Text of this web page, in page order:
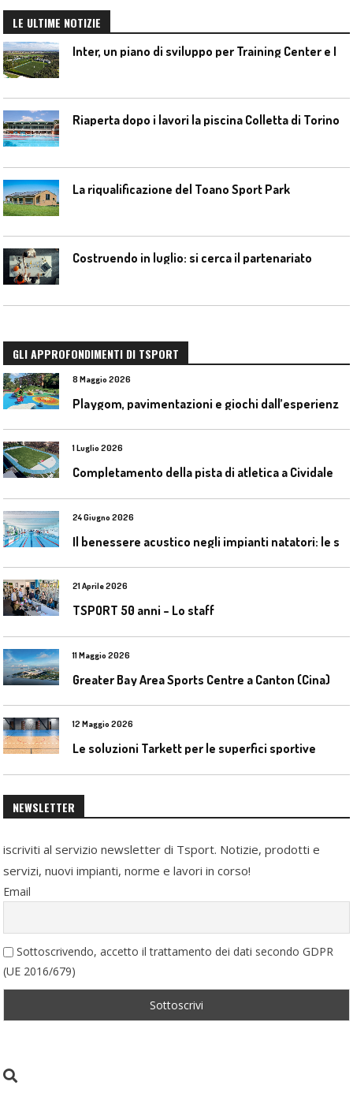
LE ULTIME NOTIZIE
Riaperta dopo i lavori la piscina Colletta di Torino
La riqualificazione del Toano Sport Park
Costruendo in luglio: si cerca il partenariato
GLI APPROFONDIMENTI DI TSPORT
8 Maggio 2026
1 Luglio 2026
24 Giugno 2026
21 Aprile 2026
TSPORT 50 anni – Lo staff
11 Maggio 2026
Greater Bay Area Sports Centre a Canton (Cina)
12 Maggio 2026
Le soluzioni Tarkett per le superfici sportive
NEWSLETTER
iscriviti al servizio newsletter di Tsport. Notizie, prodotti e
servizi, nuovi impianti, norme e lavori in corso!
Email
Sottoscrivendo, accetto il trattamento dei dati secondo GDPR
(UE 2016/679)